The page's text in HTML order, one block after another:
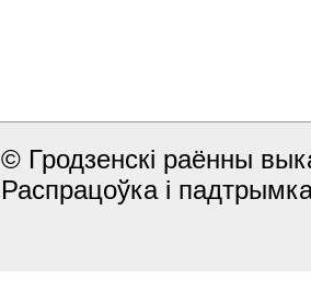
© Гродзенскi раённы
Распрацоўка і